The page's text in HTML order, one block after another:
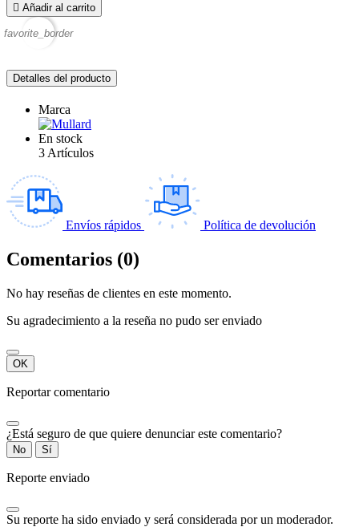
 Añadir al carrito
favorite_border
Detalles del producto
Marca
En stock
3 Artículos
Envíos rápidos Política de devolución
Comentarios (0)
No hay reseñas de clientes en este momento.
Su agradecimiento a la reseña no pudo ser enviado
OK
Reportar comentario
¿Está seguro de que quiere denunciar este comentario?
No Sí
Reporte enviado
Su reporte ha sido enviado y será considerada por un moderador.